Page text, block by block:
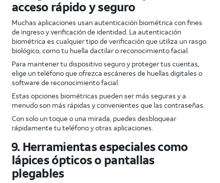
acceso rápido y seguro
Muchas aplicaciones usan autenticación biométrica con fines
de ingreso y verificación de identidad. La autenticación
biométrica es cualquier tipo de verificación que utiliza un rasgo
biológico, como tu huella dactilar o reconocimiento facial.
Para mantener tu dispositivo seguro y proteger tus cuentas,
elige un teléfono que ofrezca escáneres de huellas digitales o
software de reconocimiento facial.
Estas opciones biométricas pueden ser más seguras y a
menudo son más rápidas y convenientes que las contraseñas.
Con solo un toque o una mirada, puedes desbloquear
rápidamente tu teléfono y otras aplicaciones.
9. Herramientas especiales como
lápices ópticos o pantallas
plegables